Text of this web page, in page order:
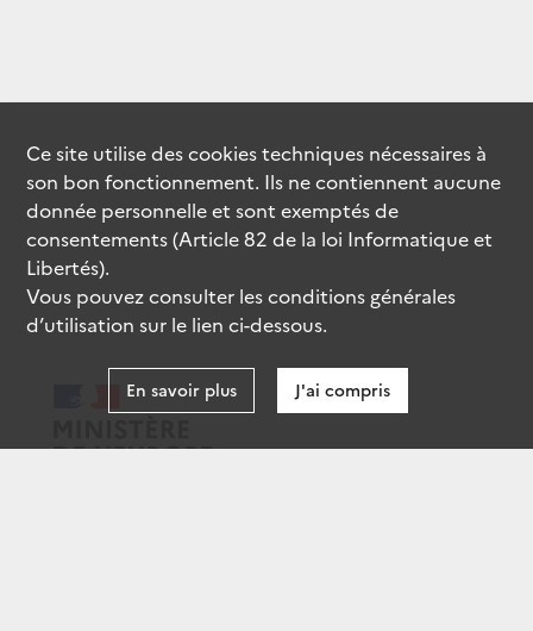
Ce site utilise descookiestechniques nécessaires à
son bon fonctionnement. Ils ne contiennent aucune
donnée personnelle et sont exemptés de
consentements (Article 82 de la loi Informatique et
Libertés).
Vous pouvez consulter les conditions générales
d’utilisation sur le lien ci-dessous.
En savoir plus J'ai compris